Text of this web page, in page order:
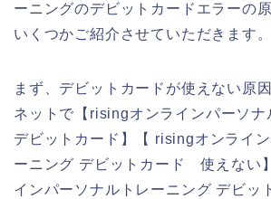
ーニングのデビットカードエラーの
いくつかご紹介させていただきます。
まず、デビットカードが使えない原
ネットで【risingオンラインパーソナ
デビットカード】【 risingオンライ
ーニング デビットカード 使えない
インパーソナルトレーニング デビッ